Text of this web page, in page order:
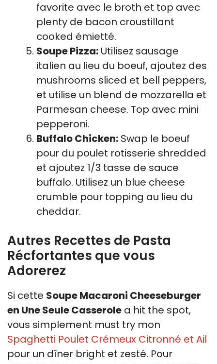
favorite avec le broth et top avec
plenty de bacon croustillant
cooked émietté.
Soupe Pizza: Utilisez sausage
italien au lieu du boeuf, ajoutez des
mushrooms sliced et bell peppers,
et utilise un blend de mozzarella et
Parmesan cheese. Top avec mini
pepperoni.
Buffalo Chicken: Swap le boeuf
pour du poulet rotisserie shredded
et ajoutez 1/3 tasse de sauce
buffalo. Utilisez un blue cheese
crumble pour topping au lieu du
cheddar.
Autres Recettes de Pasta
Récfortantes que vous
Adorerez
Si cette Soupe Macaroni Cheeseburger
en Une Seule Casserole a hit the spot,
vous simplement must try mon
Spaghetti Poulet Crémeux Citronné et Ail
pour un dîner bright et zesté. Pour